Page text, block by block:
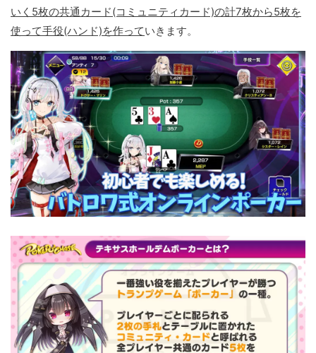
いく5枚の共通カード(コミュニティカード)の計7枚から5枚を
使って手役(ハンド)を作っていきます。